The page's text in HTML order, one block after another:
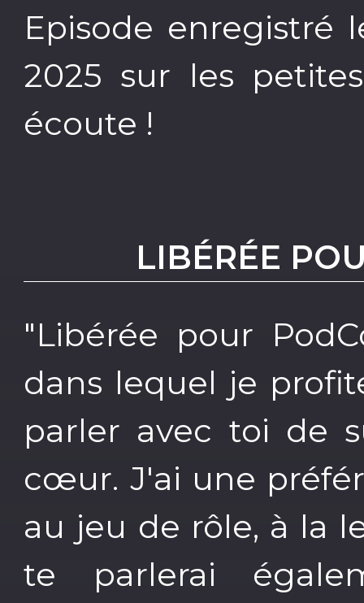
Episode enregistré
2025 sur les
écoute !
LIBÉRÉE
"Libérée pour
dans lequel je
parler avec toi de
cœur. J'ai une
au jeu de rôle, à la
te parlerai